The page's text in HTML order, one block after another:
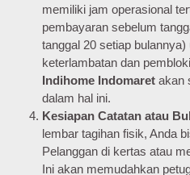
memiliki jam operasional
pembayaran sebelum
tanggal 20 setiap
keterlambatan dan
Indihome Indomaret akan
dalam hal ini.
Kesiapan Catatan atau
lembar tagihan fisik, Anda
Pelanggan di kertas atau
Ini akan memudahkan